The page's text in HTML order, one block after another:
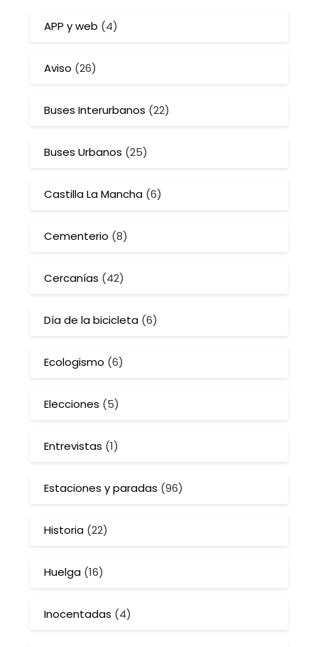
APP y web (4)
Aviso (26)
Buses Interurbanos (22)
Buses Urbanos (25)
Castilla La Mancha (6)
Cementerio (8)
Cercanías (42)
Día de la bicicleta (6)
Ecologismo (6)
Elecciones (5)
Entrevistas (1)
Estaciones y paradas (96)
Historia (22)
Huelga (16)
Inocentadas (4)